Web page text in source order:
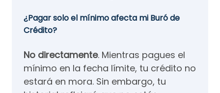
¿Pagar solo el mínimo afecta mi Buró de
Crédito?
No directamente. Mientras pagues el
mínimo en la fecha límite, tu crédito no
estará en mora. Sin embargo, tu